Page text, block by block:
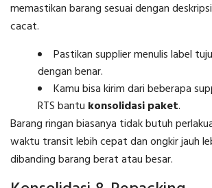
memastikan barang sesuai dengan
cacat.
Pastikan supplier menulis label
dengan benar.
Kamu bisa kirim dari beberapa
RTS bantu konsolidasi paket.
Barang ringan biasanya tidak butuh
waktu transit lebih cepat dan ongkir jauh
dibanding barang berat atau besar.